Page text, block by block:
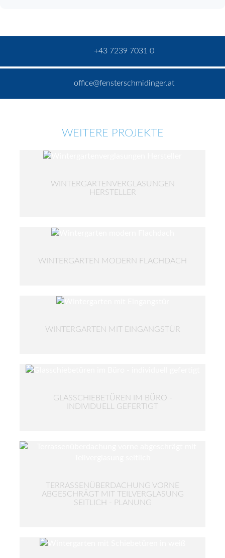
+43 7239 7031 0
office@fensterschmidinger.at
WEITERE PROJEKTE
WINTERGARTENVERGLASUNGEN
HERSTELLER
WINTERGARTEN MODERN FLACHDACH
WINTERGARTEN MIT EINGANGSTÜR
GLASSCHIEBETÜREN IM BÜRO -
INDIVIDUELL GEFERTIGT
TERRASSENÜBERDACHUNG VORNE
ABGESCHRÄGT MIT TEILVERGLASUNG
SEITLICH - PLANUNG